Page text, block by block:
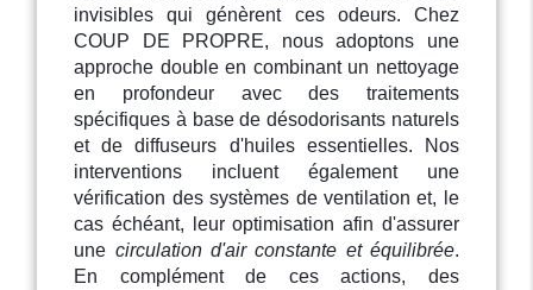
invisibles qui génèrent ces odeurs. Chez
COUP DE PROPRE, nous adoptons une
approche double en combinant un nettoyage
en profondeur avec des traitements
spécifiques à base de désodorisants naturels
et de diffuseurs d'huiles essentielles. Nos
interventions incluent également une
vérification des systèmes de ventilation et, le
cas échéant, leur optimisation afin d'assurer
une circulation d'air constante et équilibrée.
En complément de ces actions, des